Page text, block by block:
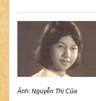
Ảnh: Nguyễn Thị Của